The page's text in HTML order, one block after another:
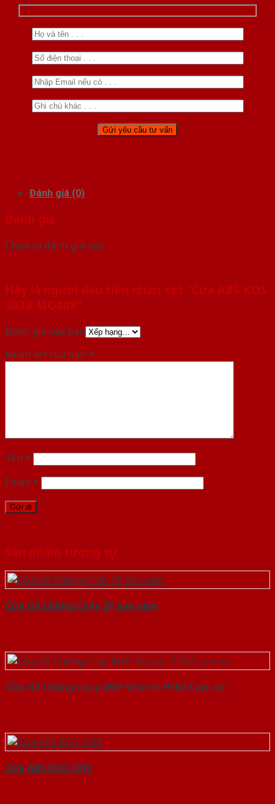
Đánh giá (0)
Đánh giá
Chưa có đánh giá nào.
Hãy là người đầu tiên nhận xét “Cửa ABS KOS
303B MQ808”
Đánh giá của bạn
Nhận xét của bạn *
Tên *
Email *
Sản phẩm tương tự
Cửa Gỗ Chống Cháy 2P son xam
Cửa Gỗ Chống Cháy MDF Veneer P1R2 Cam xe
Cửa ABS KOS 101E